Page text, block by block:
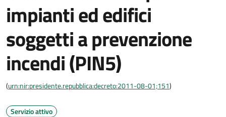
impianti ed edifici
soggetti a prevenzione
incendi (PIN5)
(urn:nir:presidente.repubblica:decreto:2011-08-01;151)
Servizio attivo